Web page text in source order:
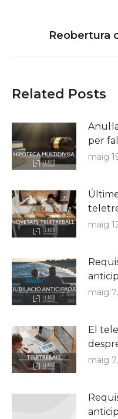
Reobertura
Related Posts
per
maig
maig
maig
El
maig